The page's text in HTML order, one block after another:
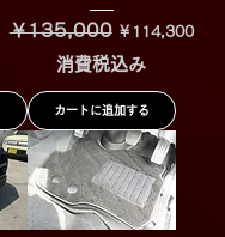
通常価格
￥135,000 セール価格
￥114,300
消費税込み
カートに追加する